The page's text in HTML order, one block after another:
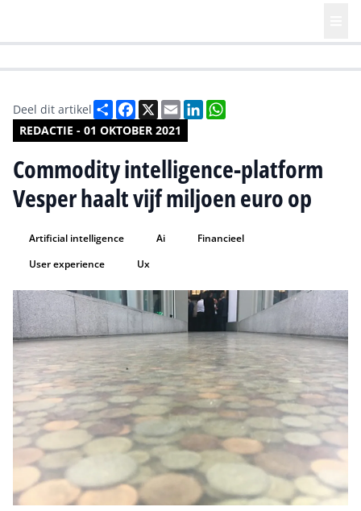
REDACTIE - 01 OKTOBER 2021
Deel dit artikel DeelFacebook
X EmailLinkedIn
Commodity intelligence-platform
Vesper haalt vijf miljoen euro op
Artificial intelligence Ai
Financieel
User experience
Ux